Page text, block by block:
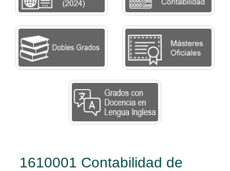
1610001 Contabilidad de